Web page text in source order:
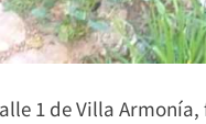
1 de Villa